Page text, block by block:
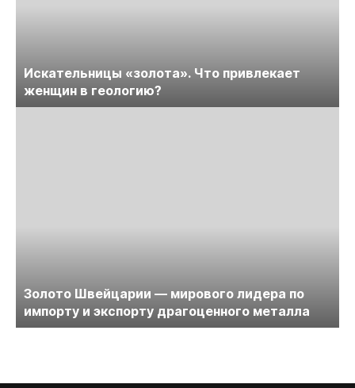
Искательницы «золота». Что привлекает
женщин в геологию?
Золото Швейцарии — мирового лидера по
импорту и экспорту драгоценного металла